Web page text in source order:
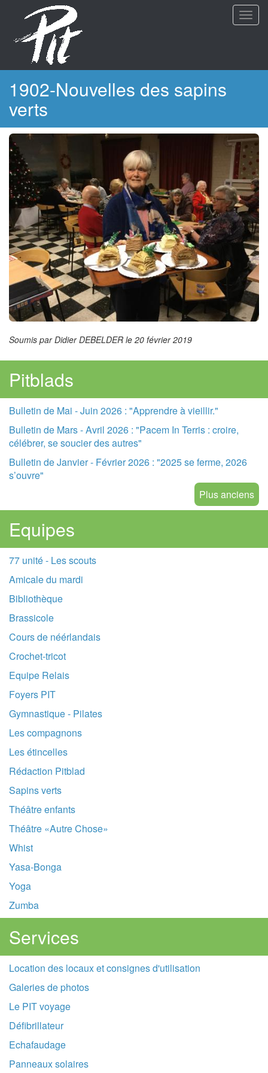
principal
1902-Nouvelles des sapins
verts
Soumis par Didier DEBELDER le 20 février 2019
Pitblads
Bulletin de Mai - Juin 2026 : "Apprendre à vieillir."
Bulletin de Mars - Avril 2026 : "Pacem In Terris : croire,
célébrer, se soucier des autres"
Bulletin de Janvier - Février 2026 : "2025 se ferme, 2026
s’ouvre"
Plus anciens
Equipes
77 unité - Les scouts
Amicale du mardi
Bibliothèque
Brassicole
Cours de néérlandais
Crochet-tricot
Equipe Relais
Foyers PIT
Gymnastique - Pilates
Les compagnons
Les étincelles
Rédaction Pitblad
Sapins verts
Théâtre enfants
Théâtre «Autre Chose»
Whist
Yasa-Bonga
Yoga
Zumba
Services
Location des locaux et consignes d'utilisation
Galeries de photos
Le PIT voyage
Défibrillateur
Echafaudage
Panneaux solaires